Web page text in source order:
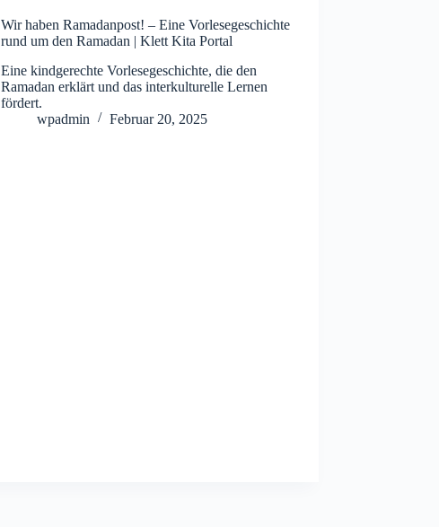
Wir haben Ramadanpost! – Eine Vorlesegeschichte
rund um den Ramadan | Klett Kita Portal
Eine kindgerechte Vorlesegeschichte, die den
Ramadan erklärt und das interkulturelle Lernen
fördert.
wpadmin
Februar 20, 2025